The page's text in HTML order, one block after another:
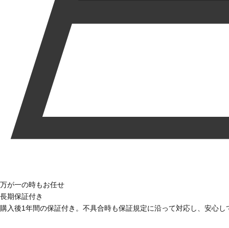
万が一の時もお任せ
長期保証付き
購入後1年間の保証付き。不具合時も保証規定に沿って対応し、安心